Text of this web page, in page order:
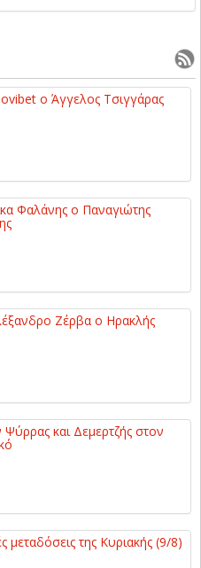
ο Άγγελος Τσιγγάρας
Φαλάνης ο Παναγιώτης
Ζέρβα ο Ηρακλής
και Δεμερτζής στον
μεταδόσεις της Κυριακής (9/8)